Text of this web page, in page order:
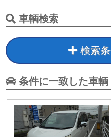
車輌検索
検索条
条件に一致した車輌